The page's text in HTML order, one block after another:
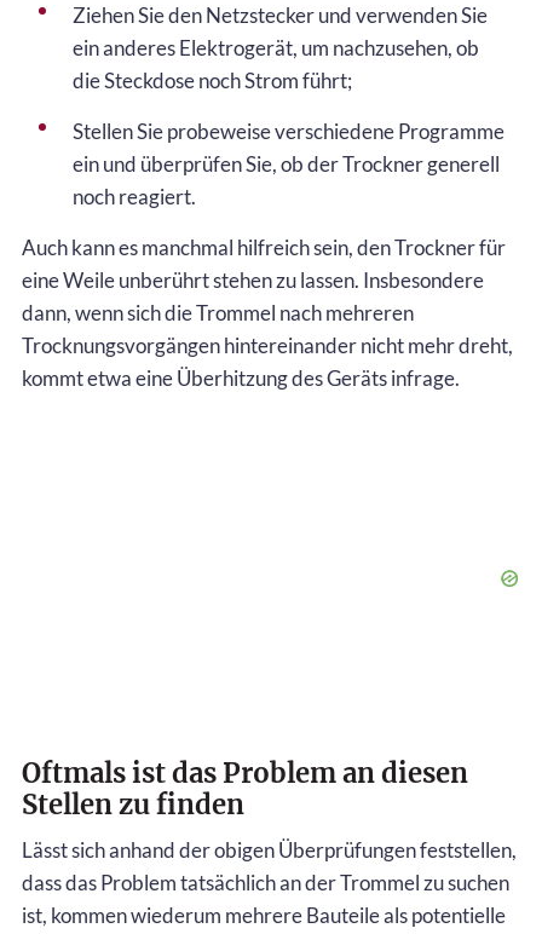
Ziehen Sie den Netzstecker und verwenden Sie
ein anderes Elektrogerät, um nachzusehen, ob
die Steckdose noch Strom führt;
Stellen Sie probeweise verschiedene Programme
ein und überprüfen Sie, ob der Trockner generell
noch reagiert.
Auch kann es manchmal hilfreich sein, den Trockner für
eine Weile unberührt stehen zu lassen. Insbesondere
dann, wenn sich die Trommel nach mehreren
Trocknungsvorgängen hintereinander nicht mehr dreht,
kommt etwa eine Überhitzung des Geräts infrage.
Oftmals ist das Problem an diesen
Stellen zu finden
Lässt sich anhand der obigen Überprüfungen feststellen,
dass das Problem tatsächlich an der Trommel zu suchen
ist, kommen wiederum mehrere Bauteile als potentielle